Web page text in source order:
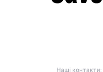
Наші контакти: